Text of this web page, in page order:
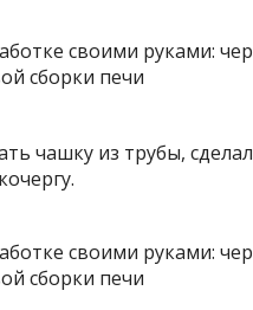
чашку из трубы, сделал